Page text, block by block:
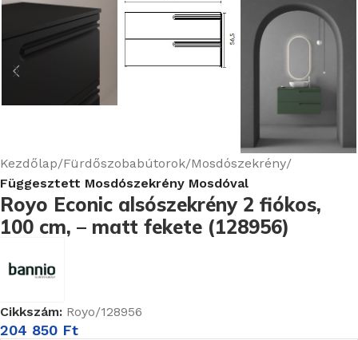
Kezdőlap Fürdőszobabútorok Mosdószekrény
Függesztett Mosdószekrény Mosdóval
Royo Econic alsószekrény 2 fiókos,
100 cm, – matt fekete (128956)
Cikkszám: Royo/128956
204 850 Ft